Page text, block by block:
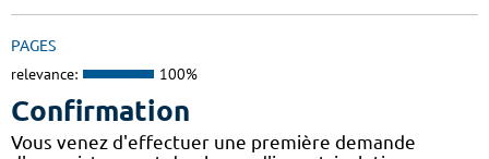
PAGES
relevance: 100%
Confirmation
Vous venez d'effectuer une première demande